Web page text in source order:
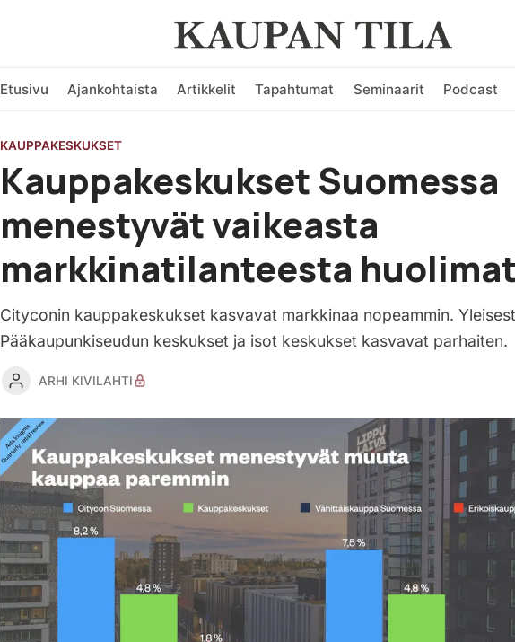
Etusivu Ajankohtaista Artikkelit Tapahtumat Seminaarit Podcast
KAUPPAKESKUKSET
Kauppakeskukset Suomessa
menestyvät vaikeasta
markkinatilanteesta
Cityconin kauppakeskukset kasvavat markkinaa nopeammin.
Pääkaupunkiseudun keskukset ja isot keskukset kasvavat parhaiten.
ARHI KIVILAHTI